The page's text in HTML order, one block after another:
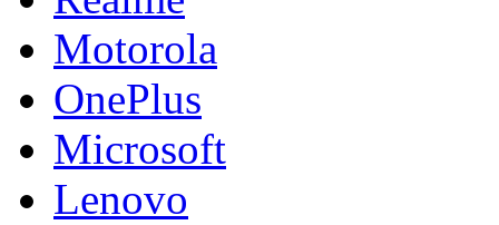
Motorola
OnePlus
Microsoft
Lenovo